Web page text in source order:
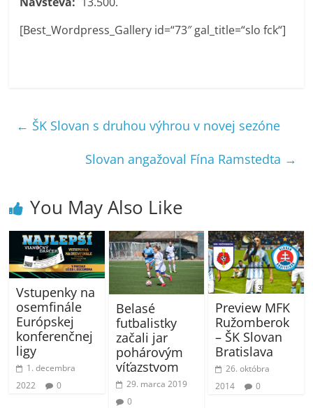
[Best_Wordpress_Gallery id=“73″ gal_title=“slo fck“]
← ŠK Slovan s druhou výhrou v novej sezóne
Slovan angažoval Fína Ramstedta →
You May Also Like
Vstupenky na
osemfinále
Európskej
konferenčnej
ligy
1. decembra
2022
0
Belasé
futbalistky
začali jar
pohárovým
víťazstvom
29. marca 2019
0
Preview MFK
Ružomberok
– ŠK Slovan
Bratislava
26. októbra
2014
0